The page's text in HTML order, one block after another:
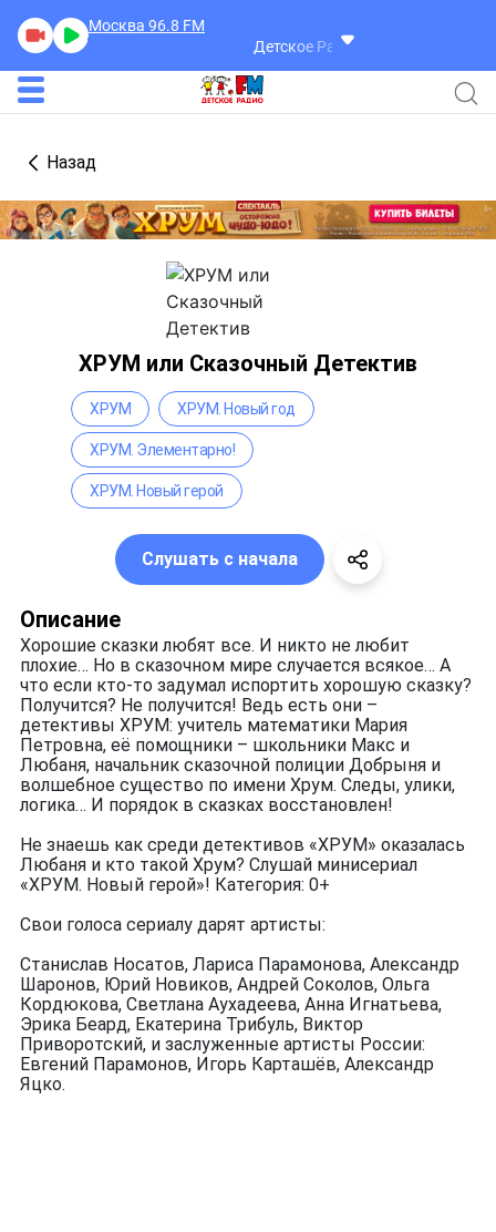
Москва 96.8 FM
Детское Радио
Назад
ХРУМ или Сказочный Детектив
Описание
Хорошие сказки любят все. И никто не любит
плохие… Но в сказочном мире случается всякое… А
что если кто-то задумал испортить хорошую сказку?
Получится? Не получится! Ведь есть они –
детективы ХРУМ: учитель математики Мария
Петровна, её помощники – школьники Макс и
Любаня, начальник сказочной полиции Добрыня и
волшебное существо по имени Хрум. Следы, улики,
логика… И порядок в сказках восстановлен!
Не знаешь как среди детективов «ХРУМ» оказалась
Любаня и кто такой Хрум? Слушай минисериал
«ХРУМ. Новый герой»! Категория: 0+
Свои голоса сериалу дарят артисты:
Станислав Носатов, Лариса Парамонова, Александр
Шаронов, Юрий Новиков, Андрей Соколов, Ольга
Кордюкова, Светлана Аухадеева, Анна Игнатьева,
Эрика Беард, Екатерина Трибуль, Виктор
Приворотский, и заслуженные артисты России:
Евгений Парамонов, Игорь Карташёв, Александр
Яцко.
ХРУМ ХРУМ. Новый год
ХРУМ. Элементарно!
ХРУМ. Новый герой
Слушать с начала